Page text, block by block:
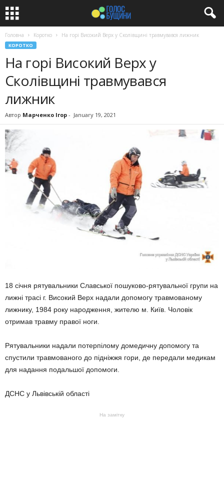
Головна Коротко На горі Високий Верх у Сколівщині травмувався лижник
КОРОТКО
На горі Високий Верх у
Сколівщині травмувався
лижник
Автор Марченко Ігор - January 19, 2021
18 січня рятувальники Славської пошуково-рятувальної групи на
лижні трасі г. Високий Верх надали допомогу травмованому
лижнику, 1984 року народження, жителю м. Київ. Чоловік
отримав травму правої ноги.
Рятувальники надали потерпілому домедичну допомогу та
спустили травмованого до підніжжя гори, де передали медикам
для надання подальшої допомоги.
ДСНС у Львівській області
На замітку